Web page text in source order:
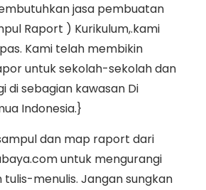
jasa pembuatan
Raport ) Kurikulum,.kami
Kami telah membikin
untuk sekolah-sekolah dan
di sebagian kawasan Di
Indonesia.}
dan map raport dari
untuk mengurangi
menulis. Jangan sungkan